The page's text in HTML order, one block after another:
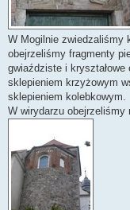
W Mogilnie zwiedzaliśmy
obejrzeliśmy fragmenty
gwiaździste i
sklepieniem krzyżowym
sklepieniem kolebkowym.
W wirydarzu